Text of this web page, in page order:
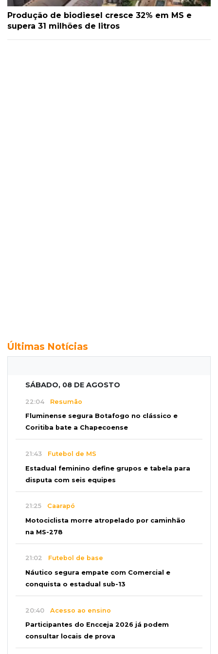
Produção de biodiesel cresce 32% em MS e
supera 31 milhões de litros
Últimas Notícias
SÁBADO, 08 DE AGOSTO
22:04 Resumão
Fluminense segura Botafogo no clássico e
Coritiba bate a Chapecoense
21:43 Futebol de MS
Estadual feminino define grupos e tabela para
disputa com seis equipes
21:25 Caarapó
Motociclista morre atropelado por caminhão
na MS-278
21:02 Futebol de base
Náutico segura empate com Comercial e
conquista o estadual sub-13
20:40 Acesso ao ensino
Participantes do Encceja 2026 já podem
consultar locais de prova